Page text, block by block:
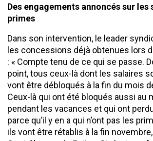
Des engagements annoncés sur les
primes
Dans son intervention, le leader
les concessions déjà obtenues lors
: « Compte tenu de ce qui se passe.
point, tous ceux-là dont les salaires
vont être débloqués à la fin du mois
Ceux-là qui ont été bloqués aussi au
pendant les vacances et qui ont
parce qu’il y en a qui n’ont pas les
ils vont être rétablis à la fin